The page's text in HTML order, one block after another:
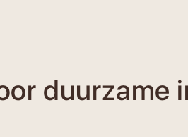
duurzame